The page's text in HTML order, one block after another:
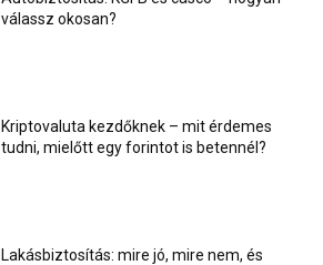
válassz okosan?
Kriptovaluta kezdőknek – mit érdemes
tudni, mielőtt egy forintot is betennél?
Lakásbiztosítás: mire jó, mire nem, és